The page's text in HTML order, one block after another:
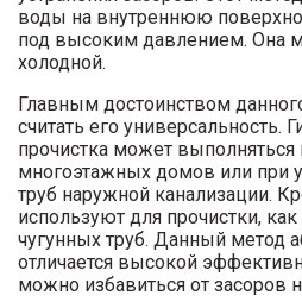
воды на внутреннюю
под высоким давлением. Она
холодной.
Главным достоинством
считать его универсальность.
прочистка может выполняться
многоэтажных домов или при
труб наружной канализации.
используют для прочистки,
чугунных труб. Данный метод
отличается высокой
можно избавиться от засоров